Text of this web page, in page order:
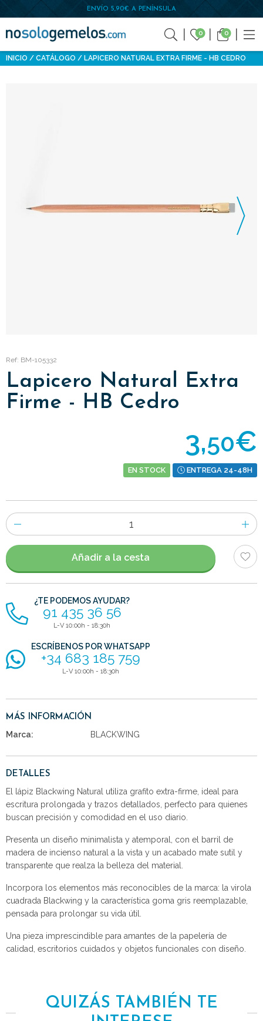
ENVÍO 5,90€ A PENÍNSULA
0 0
INICIO CATÁLOGO LAPICERO NATURAL EXTRA FIRME - HB CEDRO
Ref: BM-105332
Lapicero Natural Extra
Firme - HB Cedro
3,50€
EN STOCK ENTREGA 24-48H
Número
de
artículos
Añadir a la cesta
¿TE PODEMOS AYUDAR?
91 435 36 56
L-V 10:00h - 18:30h
ESCRÍBENOS POR WHATSAPP
+34 683 185 759
L-V 10:00h - 18:30h
MÁS INFORMACIÓN
Marca: BLACKWING
DETALLES
El lápiz Blackwing Natural utiliza grafito extra-firme, ideal para
escritura prolongada y trazos detallados, perfecto para quienes
buscan precisión y comodidad en el uso diario.
Presenta un diseño minimalista y atemporal, con el barril de
madera de incienso natural a la vista y un acabado mate sutil y
transparente que realza la belleza del material.
Incorpora los elementos más reconocibles de la marca: la virola
cuadrada Blackwing y la característica goma gris reemplazable,
pensada para prolongar su vida útil.
Una pieza imprescindible para amantes de la papelería de
calidad, escritorios cuidados y objetos funcionales con diseño.
QUIZÁS TAMBIÉN TE